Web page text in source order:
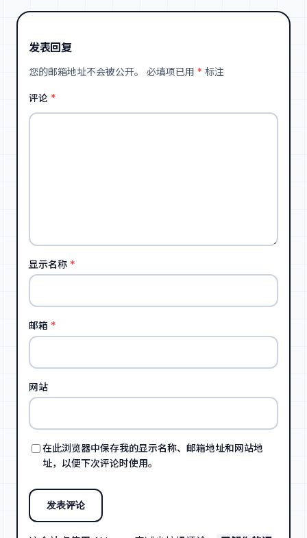
发表回复
您的邮箱地址不会被公开。 必填项已用 * 标注
评论 *
显示名称 *
邮箱 *
网站
在此浏览器中保存我的显示名称、邮箱地址和网站地
址，以便下次评论时使用。